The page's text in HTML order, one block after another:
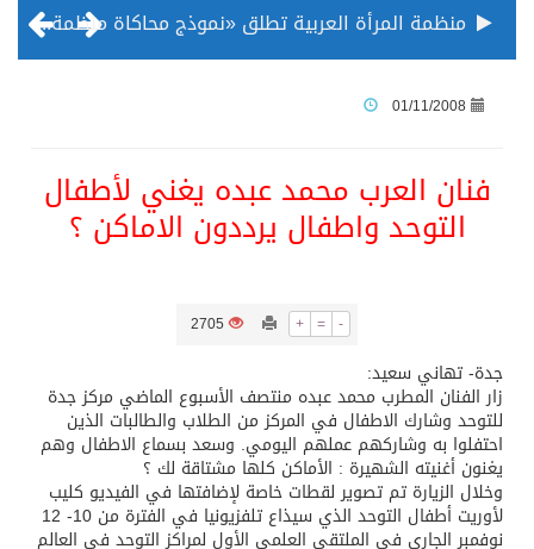
منظمة المرأة العربية تطلق «نموذج محاكاة منظمة المرأة العربية للشباب» بمشاركة 10 دول عربية..غدًا
ثلة من الضابطات في الجييش الكويتي
مدينة الملك سلمان للطاقة “سبارك” توقع اتفاقية تطوير مصانع جاهزة ومتخصصة في مجال الطاقة
01/11/2008
فنان العرب محمد عبده يغني لأطفال
التوحد واطفال يرددون الاماكن ؟
+ = -
2705
جدة- تهاني سعيد:
زار الفنان المطرب محمد عبده منتصف الأسبوع الماضي مركز جدة
للتوحد وشارك الاطفال في المركز من الطلاب والطالبات الذين
احتفلوا به وشاركهم عملهم اليومي. وسعد بسماع الاطفال وهم
يغنون أغنيته الشهيرة : الأماكن كلها مشتاقة لك ؟
وخلال الزيارة تم تصوير لقطات خاصة لإضافتها في الفيديو كليب
لأوريت أطفال التوحد الذي سيذاع تلفزيونيا في الفترة من 10- 12
نوفمبر الجاري في الملتقى العلمي الأول لمراكز التوحد في العالم